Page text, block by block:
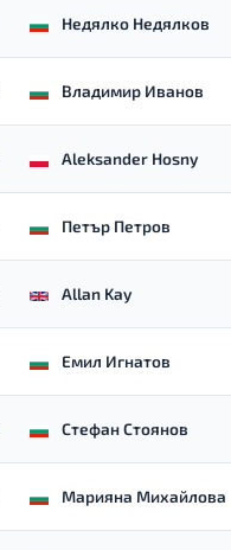
Недялко Недялков
Владимир Иванов
Aleksander Hosny
Петър Петров
Allan Kay
Емил Игнатов
Стефан Стоянов
Марияна Михайлова